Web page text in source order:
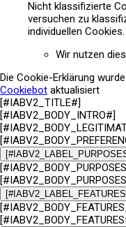
Nicht klassifizierte
versuchen zu
individuellen Cookies.
Wir nutzen
Die Cookie-Erklärung
Cookiebot aktualisiert
[#IABV2_TITLE#]
[#IABV2_BODY_INTRO#]